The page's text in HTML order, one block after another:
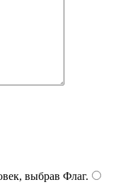
выбрав Флаг.